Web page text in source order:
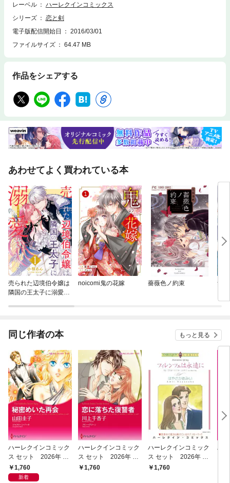
レーベル
ハーレクインコミックス
シリーズ
恋と剣
電子版配信開始日
2016/03/01
ファイルサイズ
64.47 MB
作品をシェアする
あわせてよく買われている本
売られた辺境伯令嬢は
隣国の王太子に溺愛さ
noicomi鬼の花嫁 薔薇色ノ約束 無
同じ作者の本 もっと見る
ハーレクインコミック
ス セット 2026年 vo
l.1080
1,760
新着
ハーレクインコミック
ス セット 2026年 vo
l.927
1,760
ハーレクインコミック
ス セット 2026年 vo
l.916
1,760
ハ